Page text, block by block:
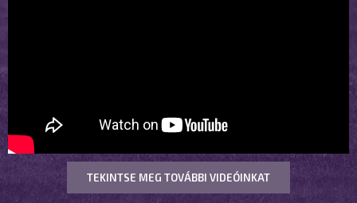
TEKINTSE MEG TOVÁBBI VIDEÓINKAT